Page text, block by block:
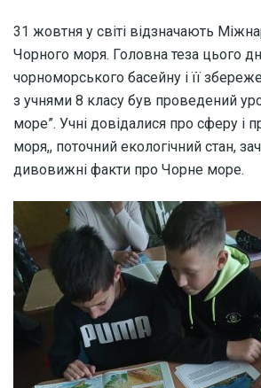
31 жовтня у світі відзначають
Чорного моря. Головна теза цього
чорноморського басейну і її
з учнями 8 класу був проведений
море”. Учні довідалися про сферу і
моря,, поточний екологічний стан,
дивовижні факти про Чорне море.